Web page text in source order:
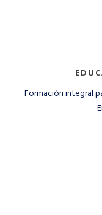
Formación integral